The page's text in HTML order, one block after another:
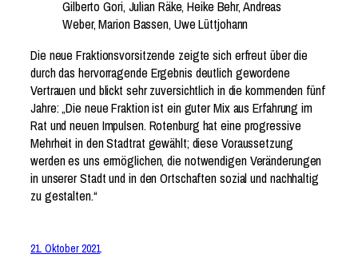
Gilberto Gori, Julian Räke, Heike Behr, Andreas
Weber, Marion Bassen, Uwe Lüttjohann
Die neue Fraktionsvorsitzende zeigte sich erfreut über die
durch das hervorragende Ergebnis deutlich gewordene
Vertrauen und blickt sehr zuversichtlich in die kommenden fünf
Jahre: „Die neue Fraktion ist ein guter Mix aus Erfahrung im
Rat und neuen Impulsen. Rotenburg hat eine progressive
Mehrheit in den Stadtrat gewählt; diese Voraussetzung
werden es uns ermöglichen, die notwendigen Veränderungen
in unserer Stadt und in den Ortschaften sozial und nachhaltig
zu gestalten.“
21. Oktober 2021